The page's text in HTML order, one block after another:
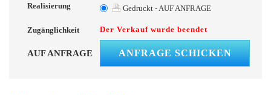
Realisierung
Gedruckt - AUF ANFRAGE
Zugänglichkeit Der Verkauf wurde beendet
AUF ANFRAGE ANFRAGE SCHICKEN